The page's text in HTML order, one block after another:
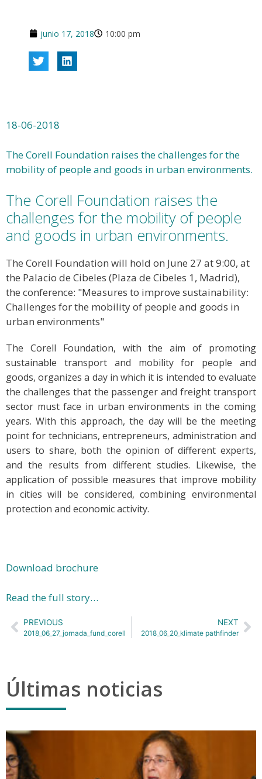
junio 17, 2018 10:00 pm
18-06-2018
The Corell Foundation raises the challenges for the
mobility of people and goods in urban environments.
The Corell Foundation raises the
challenges for the mobility of people
and goods in urban environments.
The Corell Foundation will hold on June 27 at 9:00, at
the Palacio de Cibeles (Plaza de Cibeles 1, Madrid),
the conference: "Measures to improve sustainability:
Challenges for the mobility of people and goods in
urban environments"
The Corell Foundation, with the aim of promoting
sustainable transport and mobility for people and
goods, organizes a day in which it is intended to evaluate
the challenges that the passenger and freight transport
sector must face in urban environments in the coming
years. With this approach, the day will be the meeting
point for technicians, entrepreneurs, administration and
users to share, both the opinion of different experts,
and the results from different studies. Likewise, the
application of possible measures that improve mobility
in cities will be considered, combining environmental
protection and economic activity.
Download brochure
Read the full story…
PREVIOUS
2018_06_27_jornada_fund_corell
NEXT
2018_06_20_klimate pathfinder
Últimas noticias